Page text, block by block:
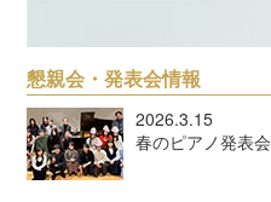
懇親会・発表会情報
2026.3.15
春のピアノ発表会